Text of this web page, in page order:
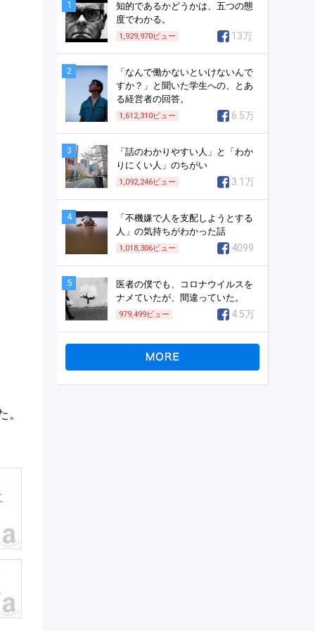
1
知的であるかどうかは、五つの態
度でわかる。
1,929,970ビュー 13万
2
「なんで働かないといけないんで
すか？」と聞いた学生への、とあ
る経営者の回答。
1,612,310ビュー 6.5万
3
「話のわかりやすい人」と「わか
りにくい人」のちがい
1,092,246ビュー 3.1万
4
「不機嫌で人を支配しようとする
人」の気持ちがわかった話
1,018,306ビュー 4099
5
医者の僕でも、コロナウイルスを
ナメていたが、間違っていた。
979,499ビュー 4.5万